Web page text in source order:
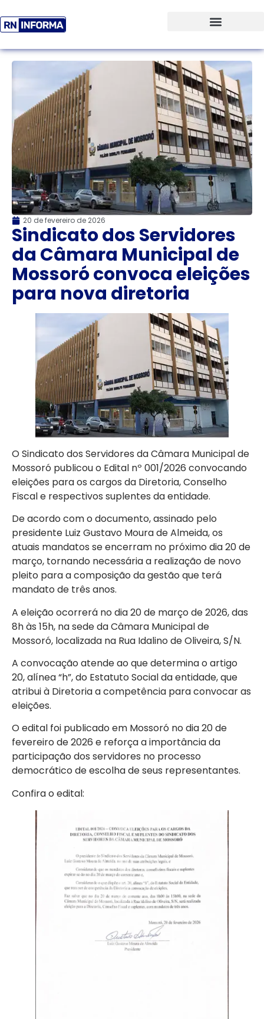
20 de fevereiro de 2026
Sindicato dos Servidores
da Câmara Municipal de
Mossoró convoca eleições
para nova diretoria
O Sindicato dos Servidores da Câmara Municipal de
Mossoró publicou o Edital nº 001/2026 convocando
eleições para os cargos da Diretoria, Conselho
Fiscal e respectivos suplentes da entidade.
De acordo com o documento, assinado pelo
presidente Luiz Gustavo Moura de Almeida, os
atuais mandatos se encerram no próximo dia 20 de
março, tornando necessária a realização de novo
pleito para a composição da gestão que terá
mandato de três anos.
A eleição ocorrerá no dia 20 de março de 2026, das
8h às 15h, na sede da Câmara Municipal de
Mossoró, localizada na Rua Idalino de Oliveira, S/N.
A convocação atende ao que determina o artigo
20, alínea “h”, do Estatuto Social da entidade, que
atribui à Diretoria a competência para convocar as
eleições.
O edital foi publicado em Mossoró no dia 20 de
fevereiro de 2026 e reforça a importância da
participação dos servidores no processo
democrático de escolha de seus representantes.
Confira o edital: